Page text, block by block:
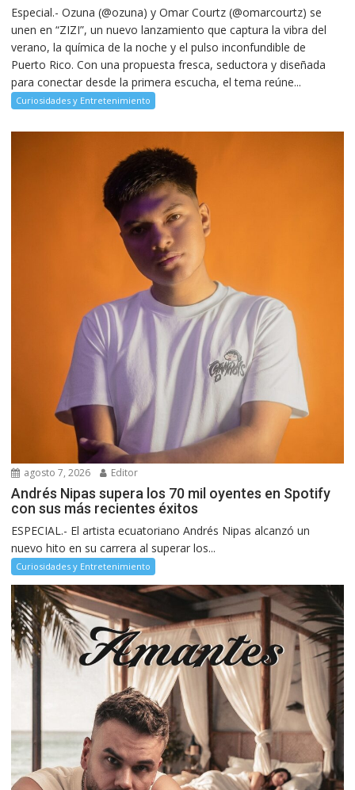
Especial.- Ozuna (@ozuna) y Omar Courtz (@omarcourtz) se
unen en “ZIZI”, un nuevo lanzamiento que captura la vibra del
verano, la química de la noche y el pulso inconfundible de
Puerto Rico. Con una propuesta fresca, seductora y diseñada
para conectar desde la primera escucha, el tema reúne...
Curiosidades y Entretenimiento
agosto 7, 2026 Editor
Andrés Nipas supera los 70 mil oyentes en Spotify
con sus más recientes éxitos
ESPECIAL.- El artista ecuatoriano Andrés Nipas alcanzó un
nuevo hito en su carrera al superar los...
Curiosidades y Entretenimiento